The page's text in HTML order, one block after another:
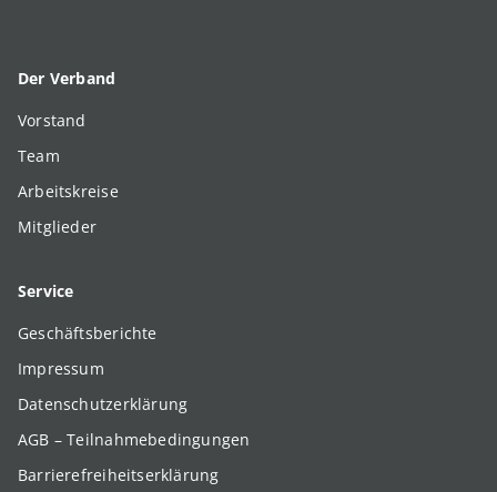
Der Verband
Vorstand
Team
Arbeitskreise
Mitglieder
Service
Geschäftsberichte
Impressum
Datenschutzerklärung
AGB – Teilnahmebedingungen
Barrierefreiheitserklärung